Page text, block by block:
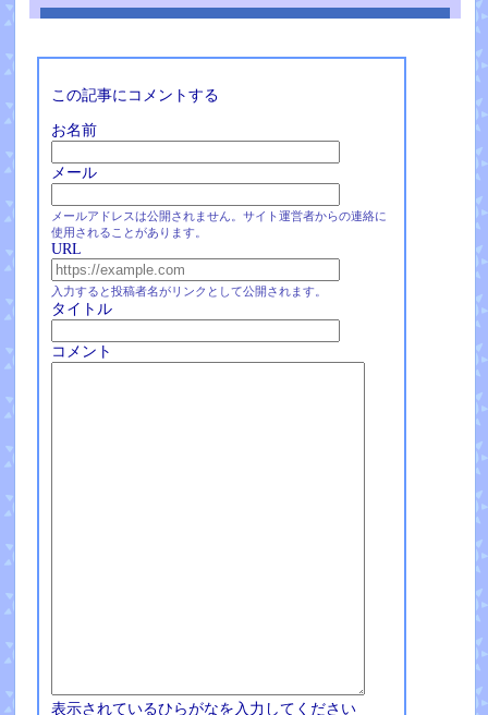
この記事にコメントする
お名前
メール
メールアドレスは公開されません。サイト運営者からの連絡に
使用されることがあります。
URL
入力すると投稿者名がリンクとして公開されます。
タイトル
コメント
表示されているひらがなを入力してください